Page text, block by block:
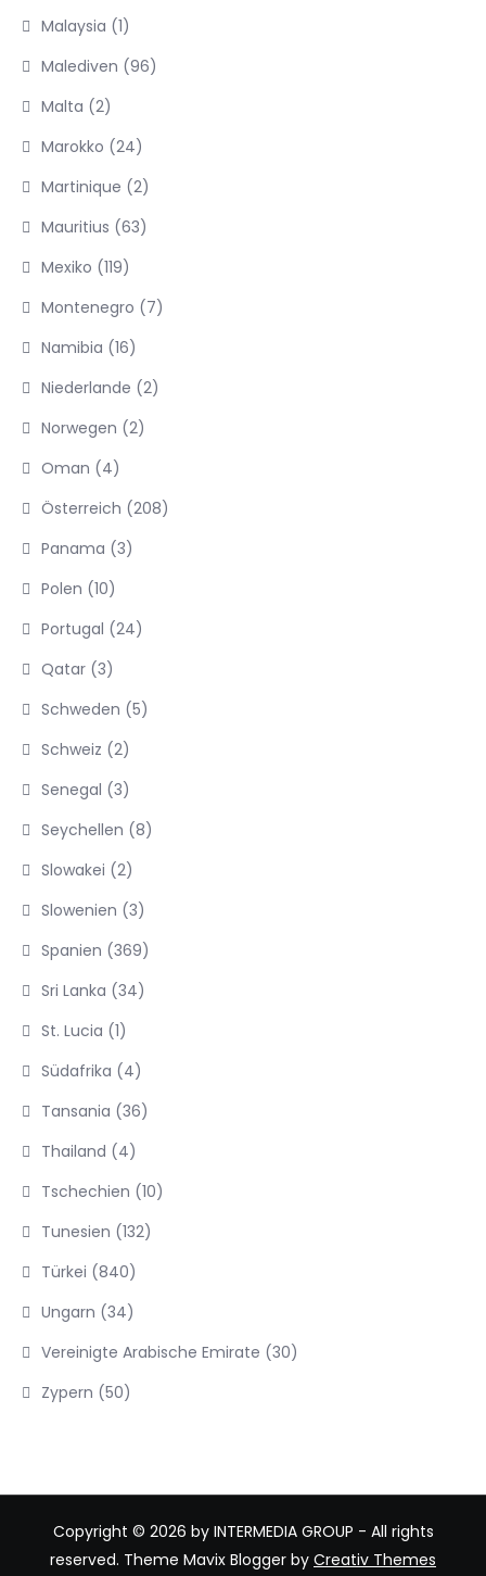
Malaysia (1)
Malediven (96)
Malta (2)
Marokko (24)
Martinique (2)
Mauritius (63)
Mexiko (119)
Montenegro (7)
Namibia (16)
Niederlande (2)
Norwegen (2)
Oman (4)
Österreich (208)
Panama (3)
Polen (10)
Portugal (24)
Qatar (3)
Schweden (5)
Schweiz (2)
Senegal (3)
Seychellen (8)
Slowakei (2)
Slowenien (3)
Spanien (369)
Sri Lanka (34)
St. Lucia (1)
Südafrika (4)
Tansania (36)
Thailand (4)
Tschechien (10)
Tunesien (132)
Türkei (840)
Ungarn (34)
Vereinigte Arabische Emirate (30)
Zypern (50)
Copyright © 2026 by INTERMEDIA GROUP - All rights
reserved. Theme Mavix Blogger by Creativ Themes